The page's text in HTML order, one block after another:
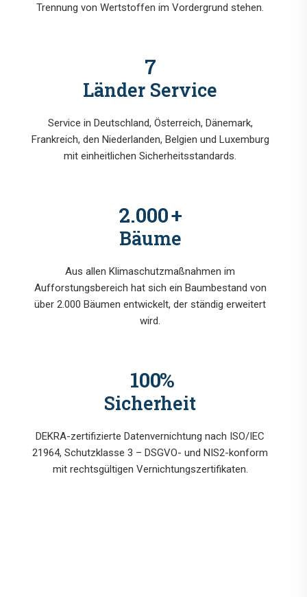
Trennung von Wertstoffen im Vordergrund stehen.
7
Länder Service
Service in Deutschland, Österreich, Dänemark,
Frankreich, den Niederlanden, Belgien und Luxemburg
mit einheitlichen Sicherheitsstandards.
2.000+
Bäume
Aus allen Klimaschutzmaßnahmen im
Aufforstungsbereich hat sich ein Baumbestand von
über 2.000 Bäumen entwickelt, der ständig erweitert
wird.
100%
Sicherheit
DEKRA-zertifizierte Datenvernichtung nach ISO/IEC
21964, Schutzklasse 3 – DSGVO- und NIS2-konform
mit rechtsgültigen Vernichtungszertifikaten.